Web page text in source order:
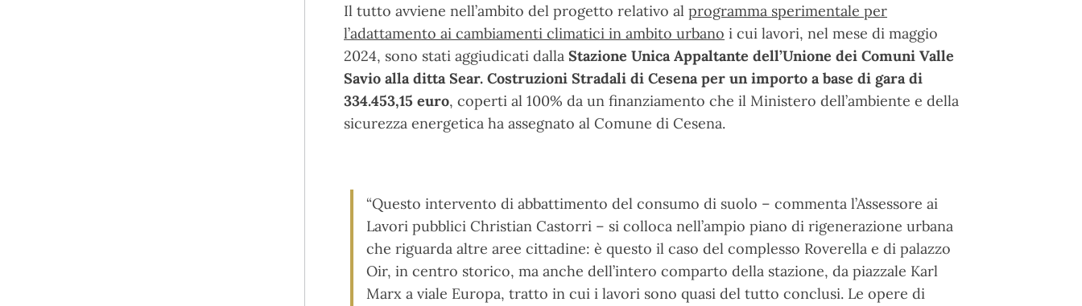
Il tutto avviene nell’ambito del progetto relativo al programma sperimentale per
l’adattamento ai cambiamenti climatici in ambito urbano i cui lavori, nel mese di maggio
2024, sono stati aggiudicati dalla Stazione Unica Appaltante dell’Unione dei Comuni Valle
Savio alla ditta Sear. Costruzioni Stradali di Cesena per un importo a base di gara di
334.453,15 euro, coperti al 100% da un finanziamento che il Ministero dell’ambiente e della
sicurezza energetica ha assegnato al Comune di Cesena.
“Questo intervento di abbattimento del consumo di suolo – commenta l’Assessore ai
Lavori pubblici Christian Castorri – si colloca nell’ampio piano di rigenerazione urbana
che riguarda altre aree cittadine: è questo il caso del complesso Roverella e di palazzo
Oir, in centro storico, ma anche dell’intero comparto della stazione, da piazzale Karl
Marx a viale Europa, tratto in cui i lavori sono quasi del tutto conclusi. Le opere di